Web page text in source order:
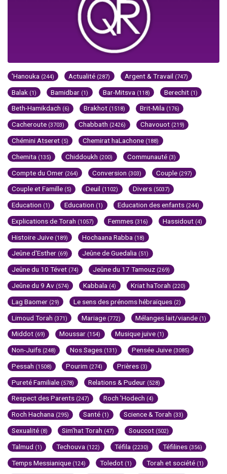
'Hanouka (244) Actualité (287) Argent & Travail (747)
Balak (1) Bamidbar (1) Bar-Mitsva (118) Berechit (1)
Beth-Hamikdach (6) Brakhot (1518) Brit-Mila (176)
Cacheroute (3703) Chabbath (2426) Chavouot (219)
Chémini Atseret (5) Chemirat haLachone (188)
Chemita (135) Chiddoukh (200) Communauté (3)
Compte du Omer (264) Conversion (303) Couple (297)
Couple et Famille (5) Deuil (1102) Divers (5037)
Education (1) Education (1) Education des enfants (244)
Explications de Torah (1057) Femmes (316) Hassidout (4)
Histoire Juive (189) Hochaana Rabba (18)
Jeûne d'Esther (69) Jeûne de Guedalia (51)
Jeûne du 10 Tévet (74) Jeûne du 17 Tamouz (269)
Jeûne du 9 Av (574) Kabbala (4) Kriat haTorah (220)
Lag Baomer (29) Le sens des prénoms hébraïques (2)
Limoud Torah (371) Mariage (772) Mélanges lait/viande (1)
Middot (69) Moussar (154) Musique juive (1)
Non-Juifs (248) Nos Sages (131) Pensée Juive (3085)
Pessah (1508) Pourim (274) Prières (3)
Pureté Familiale (578) Relations & Pudeur (528)
Respect des Parents (247) Roch 'Hodech (4)
Roch Hachana (295) Santé (1) Science & Torah (33)
Sexualité (8) Sim'hat Torah (47) Souccot (502)
Talmud (1) Techouva (122) Téfila (2230) Téfilines (356)
Temps Messianique (124) Toledot (1) Torah et société (1)